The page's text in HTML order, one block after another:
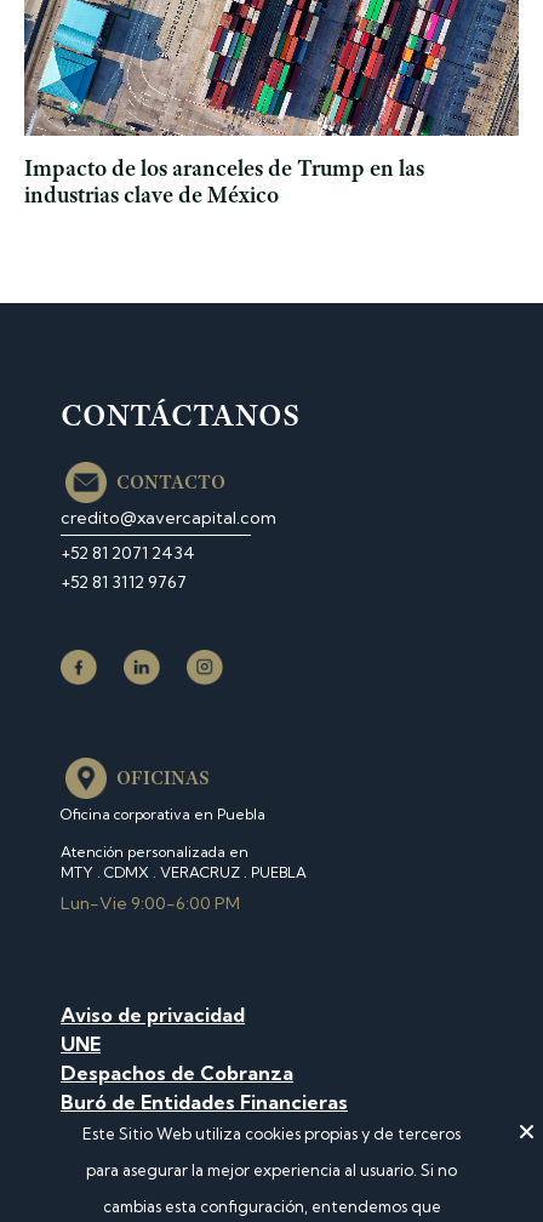
Impacto de los aranceles de Trump en las
industrias clave de México
CONTÁCTANOS
CONTACTO
credito@xavercapital.com
‎+52 81 2071 2434
+52 81 3112 9767
OFICINAS
Oficina corporativa en Puebla
Atención personalizada en
MTY . CDMX . VERACRUZ . PUEBLA
Lun-Vie 9:00-6:00 PM
Aviso de privacidad
UNE
Despachos de Cobranza
Buró de Entidades Financieras
Consulta Comisiones
Este Sitio Web utiliza cookies propias y de terceros
para asegurar la mejor experiencia al usuario. Si no
cambias esta configuración, entendemos que